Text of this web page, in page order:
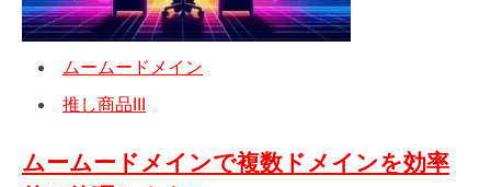
旧
手
順
を
徹
解
ムームードメイン
推し商品III
ムームードメインで複数ドメインを効率